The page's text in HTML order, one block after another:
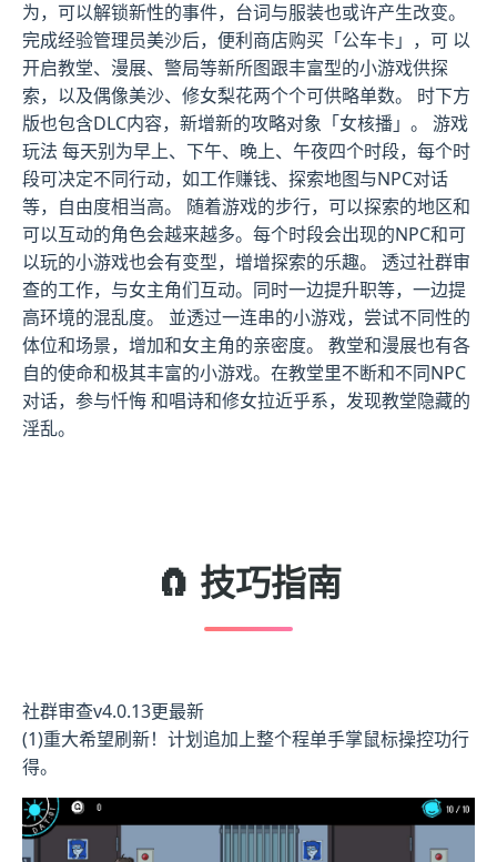
为，可以解锁新性的事件，台词与服装也或许产生改变。
完成经验管理员美沙后，便利商店购买「公车卡」，可 以
开启教堂、漫展、警局等新所图跟丰富型的小游戏供探
索，以及偶像美沙、修女梨花两个个可供略单数。 时下方
版也包含DLC内容，新增新的攻略对象「女核播」。 游戏
玩法 每天别为早上、下午、晚上、午夜四个时段，每个时
段可决定不同行动，如工作赚钱、探索地图与NPC对话
等，自由度相当高。 随着游戏的步行，可以探索的地区和
可以互动的角色会越来越多。每个时段会出现的NPC和可
以玩的小游戏也会有变型，增增探索的乐趣。 透过社群审
查的工作，与女主角们互动。同时一边提升职等，一边提
高环境的混乱度。 並透过一连串的小游戏，尝试不同性的
体位和场景，增加和女主角的亲密度。 教堂和漫展也有各
自的使命和极其丰富的小游戏。在教堂里不断和不同NPC
对话，参与忏悔 和唱诗和修女拉近乎系，发现教堂隐藏的
淫乱。
🧲 技巧指南
社群审查v4.0.13更最新
(1)重大希望刷新！计划追加上整个程单手掌鼠标操控功行
得。